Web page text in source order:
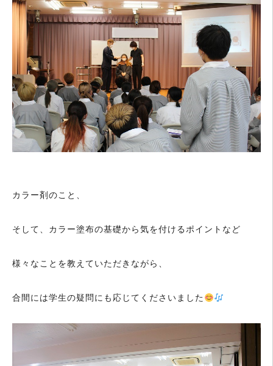
カラー剤のこと、
そして、カラー塗布の基礎から気を付けるポイントなど
様々なことを教えていただきながら、
合間には学生の疑問にも応じてくださいました